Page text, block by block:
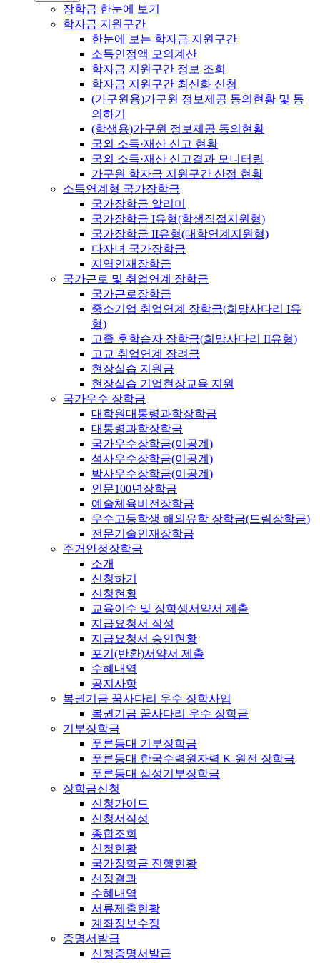
장학금 한눈에 보기
학자금 지원구간
한눈에 보는 학자금 지원구간
소득인정액 모의계산
학자금 지원구간 정보 조회
학자금 지원구간 최신화 신청
(가구원용)가구원 정보제공 동의현황 및 동
의하기
(학생용)가구원 정보제공 동의현황
국외 소득·재산 신고 현황
국외 소득·재산 신고결과 모니터링
가구원 학자금 지원구간 산정 현황
소득연계형 국가장학금
국가장학금 알리미
국가장학금 I유형(학생직접지원형)
국가장학금 II유형(대학연계지원형)
다자녀 국가장학금
지역인재장학금
국가근로 및 취업연계 장학금
국가근로장학금
중소기업 취업연계 장학금(희망사다리 I유
형)
고졸 후학습자 장학금(희망사다리 II유형)
고교 취업연계 장려금
현장실습 지원금
현장실습 기업현장교육 지원
국가우수 장학금
대학원대통령과학장학금
대통령과학장학금
국가우수장학금(이공계)
석사우수장학금(이공계)
박사우수장학금(이공계)
인문100년장학금
예술체육비전장학금
우수고등학생 해외유학 장학금(드림장학금)
전문기술인재장학금
주거안정장학금
소개
신청하기
신청현황
교육이수 및 장학생서약서 제출
지급요청서 작성
지급요청서 승인현황
포기(반환)서약서 제출
수혜내역
공지사항
복권기금 꿈사다리 우수 장학사업
복권기금 꿈사다리 우수 장학금
기부장학금
푸른등대 기부장학금
푸른등대 한국수력원자력 K-원전 장학금
푸른등대 삼성기부장학금
장학금신청
신청가이드
신청서작성
종합조회
신청현황
국가장학금 진행현황
선정결과
수혜내역
서류제출현황
계좌정보수정
증명서발급
신청증명서발급